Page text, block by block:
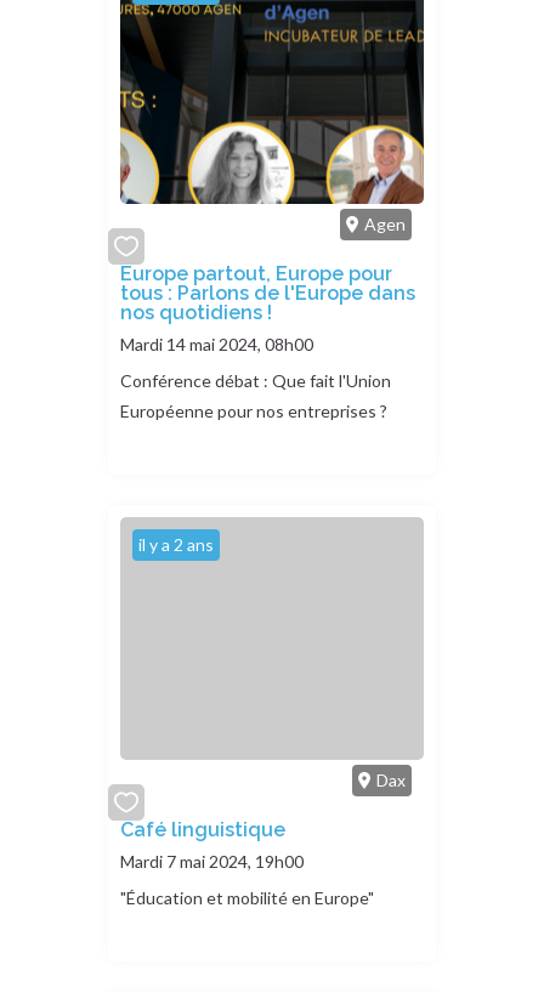
Agen
add
or
remove
Europe partout, Europe pour
tous : Parlons de l'Europe dans
nos quotidiens !
Mardi 14 mai 2024, 08h00
Conférence débat : Que fait l'Union
Européenne pour nos entreprises ?
il y a 2 ans
Dax
add
or
Café linguistique
Mardi 7 mai 2024, 19h00
"Éducation et mobilité en Europe"